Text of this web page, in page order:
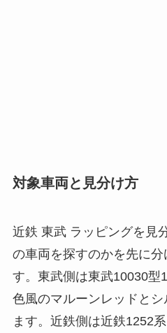
対象車両と見分け方
近鉄 東武 ラッピングを見
の車両を探すのかを先に
す。東武側は東武10030型
色風のマルーンレッドと
ます。近鉄側は近鉄1252